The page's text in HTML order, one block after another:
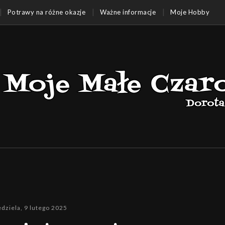
Potrawy na różne okazje Ważne informacje Moje Hobby
9 lutego 2025